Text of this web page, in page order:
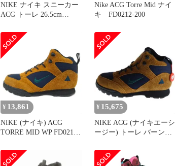
NIKE ナイキ スニーカー
ACG トーレ 26.5cm
Nike ACG Torre Mid ナイ
キ FD0212-200
¥ 13,861
NIKE (ナイキ) ACG
TORRE MID WP FD0212-
ットスニーカー ブラウン
US9/27cm
¥ 15,675
NIKE ACG (ナイキエーシ
ージー) トーレ バーント
ィアン ミッドカットスニ
ーカー US9.5/27.5cm